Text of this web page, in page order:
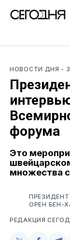
НОВОСТИ ДНЯ -
форума
Это
множества
ОРЕН БЕН-
РЕДАКЦИЯ